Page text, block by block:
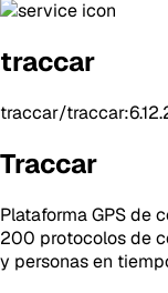
traccar
traccar/
Traccar
Plataforma GPS de
200 protocolos de
y personas en